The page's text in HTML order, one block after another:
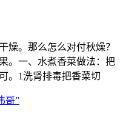
燥。那么怎么对付秋燥？
。一、水煮香菜做法：把
。1洗肾排毒把香菜切